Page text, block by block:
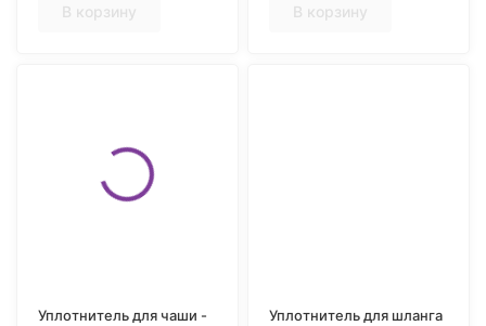
В корзину В корзину
Уплотнитель для чаши -
Уплотнитель для шланга